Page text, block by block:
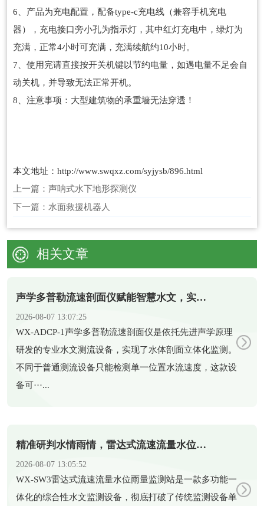
6、产品为充电配置，配备type-c充电线（兼容手机充电
器），充电接口旁小孔为指示灯，其中红灯充电中，绿灯为
充满，正常4小时可充满，充满续航约10小时。
7、使用完请直接按开关机键以节约电量，如遇电量不足会自
动关机，并导致无法正常开机。
8、注意事项：大型建筑物的承重墙无法穿透！
本文地址：http://www.swqxz.com/syjysb/896.html
上一篇： 声呐式水下地形探测仪
下一篇： 水面救援机器人
相关文章
声学多普勒流速剖面仪赋能智慧水文，实现水体剖面精准测流
2026-08-07 13:07:25
​WX-ADCP-1声学多普勒流速剖面仪是依托先进声学原理
研发的专业水文测流设备，实现了水体剖面立体化监测。
不同于普通测流设备只能检测单一位置水流速度，这款设
备可···...
精准研判水情雨情，雷达式流速流量水位雨量监测站助力科学防汛
2026-08-07 13:05:52
​WX-SW3雷达式流速流量水位雨量监测站是一款多功能一
体化的综合性水文监测设备，彻底打破了传统监测设备单